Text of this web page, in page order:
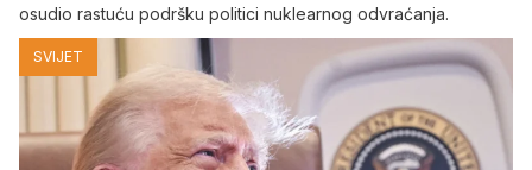
osudio rastuću podršku politici nuklearnog odvraćanja.
SVIJET